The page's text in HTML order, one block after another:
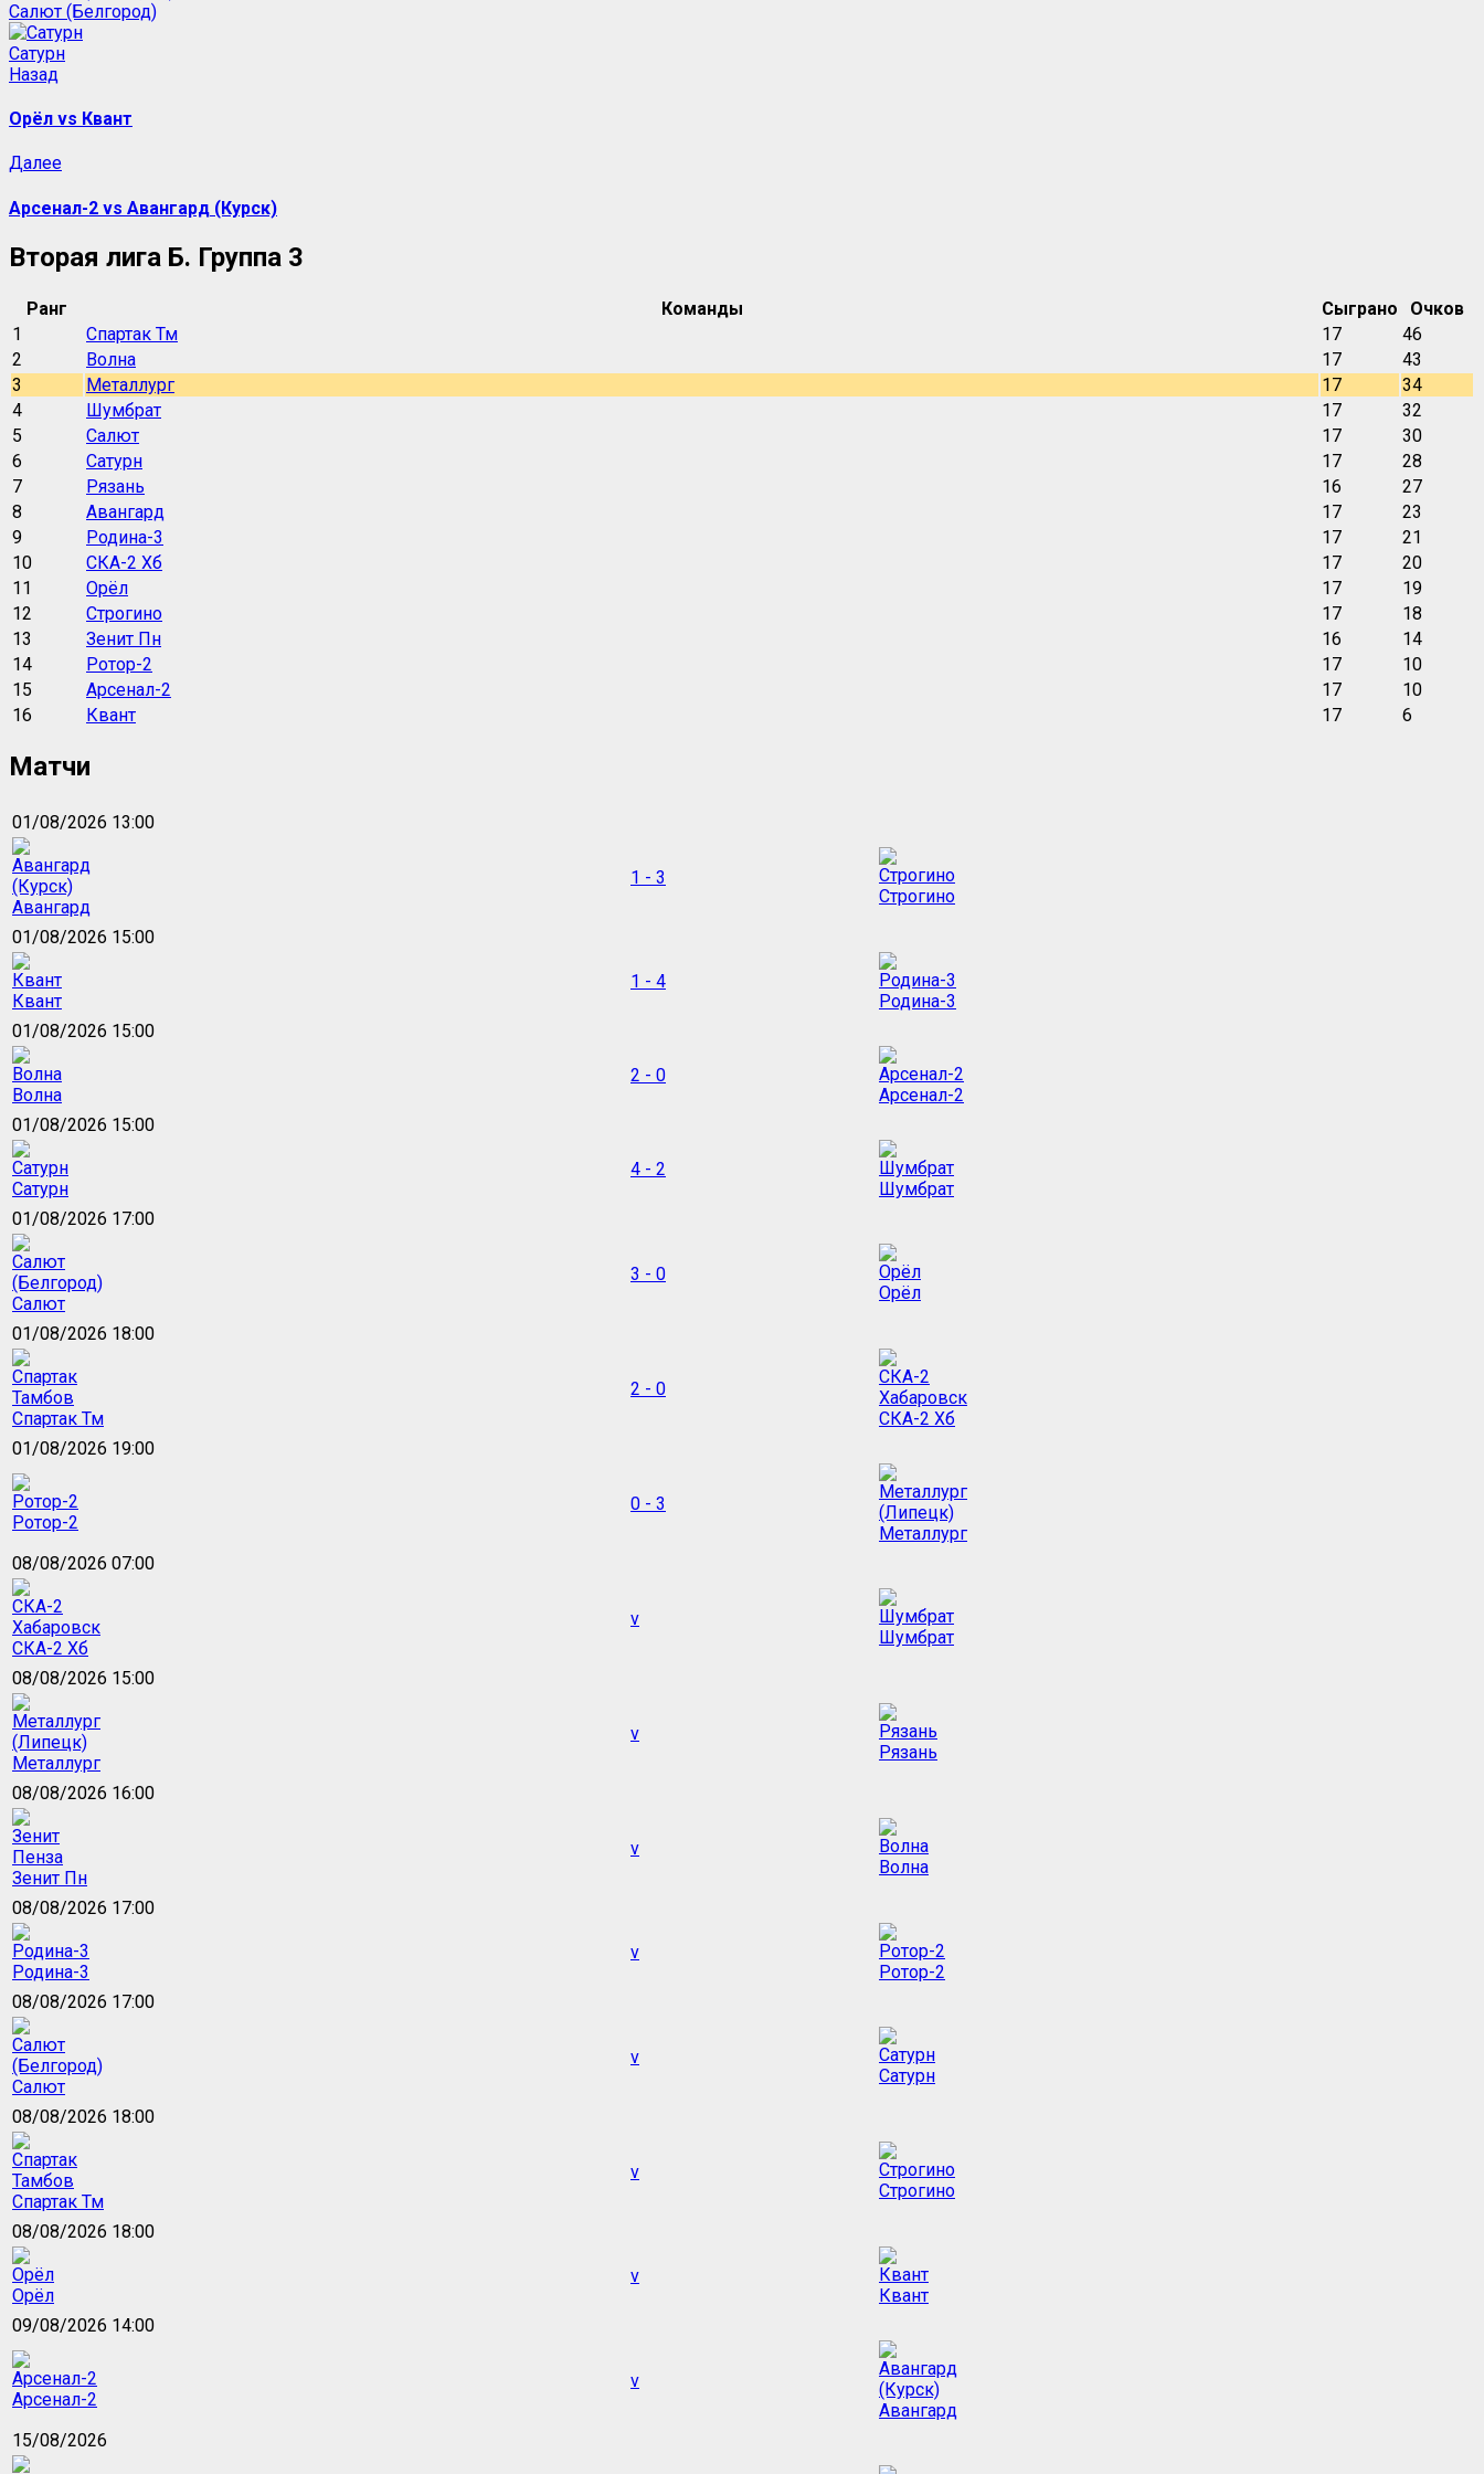
Салют (Белгород)
Сатурн
Навигация
записи
Назад
Орёл vs Квант
ДалееСледующая
Арсенал-2 vs Авангард (Курск)
Вторая лига Б. Группа 3
Ранг Команды Сыграно
Очков
1
Спартак Тм 17
46
2
Волна 17
43
3
Металлург 17
34
4
Шумбрат 17
32
5
Салют 17
30
6
Сатурн 17
28
7
Рязань 16
27
8
Авангард 17
23
9
Родина-3 17
21
10
СКА-2 Хб 17
20
11
Орёл 17
19
12
Строгино 17
18
13
Зенит Пн 16
14
14
Ротор-2 17
10
15
Арсенал-2 17
10
16
Квант 17 6
Матчи
01/08/2026 13:00
Авангард
1 - 3
Строгино
01/08/2026 15:00
Квант
1 - 4
Родина-3
01/08/2026 15:00
Волна
2 - 0
Арсенал-2
01/08/2026 15:00
Сатурн
4 - 2
Шумбрат
01/08/2026 17:00
Салют
3 - 0
Орёл
01/08/2026 18:00
Спартак Тм
2 - 0
СКА-2 Хб
01/08/2026 19:00
Ротор-2
0 - 3
Металлург
08/08/2026 07:00
СКА-2 Хб
v
Шумбрат
08/08/2026 15:00
Металлург
v
Рязань
08/08/2026 16:00
Зенит Пн
v
Волна
08/08/2026 17:00
Родина-3
v
Ротор-2
08/08/2026 17:00
Салют
v
Сатурн
08/08/2026 18:00
Спартак Тм
v
Строгино
08/08/2026 18:00
Орёл
v
Квант
09/08/2026 14:00
Арсенал-2
v
Авангард
15/08/2026